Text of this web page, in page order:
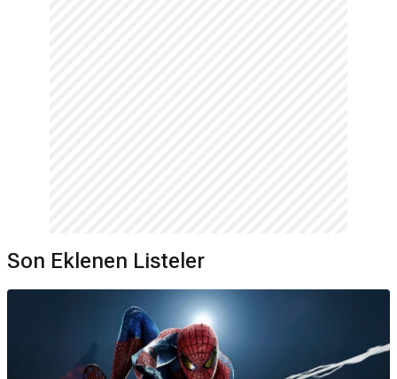
Son Eklenen Listeler